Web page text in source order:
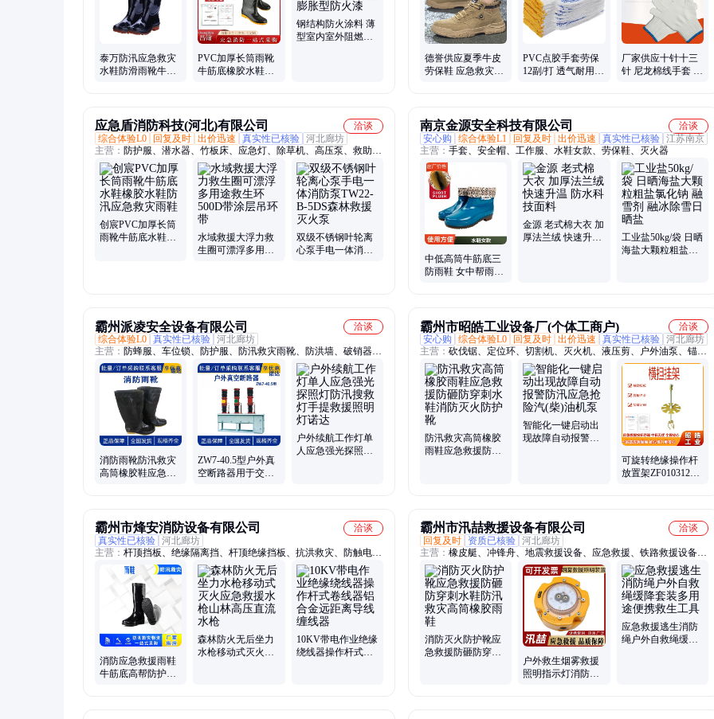
泰万防汛应急救灾
水鞋防滑雨靴牛筋
PVC加厚长筒雨靴
牛筋底橡胶水鞋防
钢结构防火涂料 薄
型室内室外阻燃超
德誉供应夏季牛皮
劳保鞋 应急救灾水
PVC点胶手套劳保
12副/打 透气耐用多
厂家供应十针十三
针 尼龙棉线手套 印
应急盾消防科技(河北)有限公司
洽谈
综合体验L0
回复及时 出价迅速 真实性已核验 河北廊坊
主营： 防护服、潜水器、竹板床、应急灯、除草机、高压泵、救助
靴、潜水灯、灭火鞋、漂流船、剪断机、救生衣、照明灯、扁带环、
起重机、救生杆、上升器、救援绳、扁水壶、打草机、消火栓、船用
垫、运输袋、汽油箱、测距仪
创宸PVC加厚长筒
雨靴牛筋底水鞋橡
水域救援大浮力救
生圈可漂浮多用途
双级不锈钢叶轮离
心泵手电一体消防
南京金源安全科技有限公司
洽谈
安心购
综合体验L1 回复及时 出价迅速 真实性已核验 江苏南京
主营： 手套、安全帽、工作服、水鞋女款、劳保鞋、灭火器
中低高筒牛筋底三
防雨鞋 女中帮雨靴
金源 老式棉大衣 加
厚法兰绒 快速升温
工业盐50kg/袋 日晒
海盐大颗粒粗盐氯
霸州派凌安全设备有限公司
洽谈
综合体验L0 真实性已核验 河北廊坊
主营： 防蜂服、车位锁、防护服、防汛救灾雨靴、防洪墙、破销器、
遮蔽管、防火靴、配电箱、存放袋、切割机、除草机、马蜂衣、绝缘
罩、安全帽、安全带、放线架、抽水泵、储运筒、接线板、护目镜、
传感器、储水袋、照明灯、处理套、棉帐篷
消防雨靴防汛救灾
高筒橡胶鞋应急防
ZW7-40.5型户外真
空断路器用于交流
户外续航工作灯单
人应急强光探照灯
霸州市昭皓工业设备厂(个体工商户)
洽谈
安心购
综合体验L0 回复及时 出价迅速 真实性已核验 河北廊坊
主营： 砍伐锯、定位环、切割机、灭火机、液压剪、户外油泵、锚固
线夹、防护装备、灭火水枪、战术背心、防火保温毯、接触线接头、
液压千斤顶、配件铝合金、救援牵拉器、双耳连接器、铁路接触线、
鞍子接触网、户外训练服、消防破拆工具、快速接头装置、液压救援
顶杆、森林消防背心、明灯消防头盔、移动灭火水泵
防汛救灾高筒橡胶
雨鞋应急救援防砸
智能化一键启动出
现故障自动报警防
可旋转绝缘操作杆
放置架ZF010312横
霸州市烽安消防设备有限公司
洽谈
真实性已核验 河北廊坊
主营： 杆顶挡板、绝缘隔离挡、杆顶绝缘挡板、抗洪救灾、防触电保
护板、绝缘防护挡板、绝缘子伞形挡板、高空树脂防电板、电线杆绝
消防应急救援雨鞋
牛筋底高帮防护靴
森林防火无后坐力
水枪移动式灭火应
10KV带电作业绝缘
绕线器操作杆式卷
霸州市汛喆救援设备有限公司
洽谈
回复及时
资质已核验 河北廊坊
主营： 橡皮艇、冲锋舟、地震救援设备、应急救援、铁路救援设备、
背负式风力灭火机、油锯、手提式强光照明灯、棉大衣、一级防化
服、消防隔热服、激流救生衣、水上救援飞翼、高压细水雾、水上救
援机器人、消防救援飞翼、救生圈、隔热防护服、高温隔热服、重型
防化服、防化服、棉服、防寒服、照明灯、强光照明灯、风力灭火机
消防灭火防护靴应
急救援防砸防穿刺
户外救生烟雾救援
照明指示灯消防应
应急救援逃生消防
绳户外自救绳缓降